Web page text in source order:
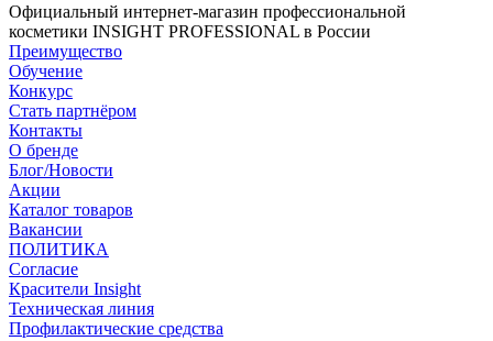
Официальный интернет-магазин профессиональной
косметики INSIGHT PROFESSIONAL в России
Преимущество
Обучение
Конкурс
Стать партнёром
Контакты
О бренде
Блог/Новости
Акции
Каталог товаров
Вакансии
ПОЛИТИКА
Согласие
Краcители Insight
Техническая линия
Профилактические средства